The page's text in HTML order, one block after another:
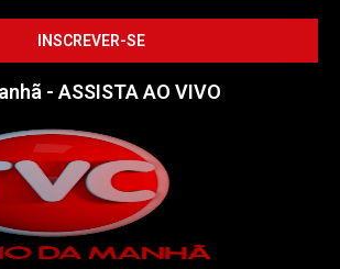
- ASSISTA AO VIVO